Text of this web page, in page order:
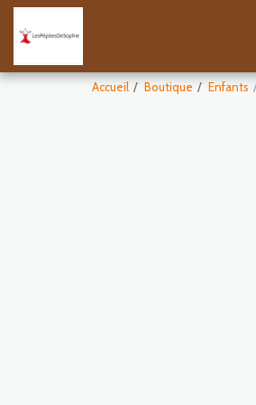
Accueil Boutique Enfants